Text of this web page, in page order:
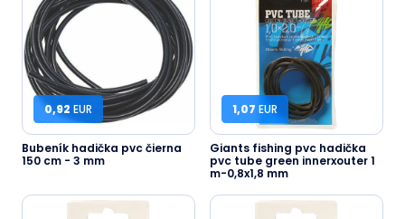
0,92 EUR
Bubeník hadička pvc čierna
150 cm - 3 mm
1,07 EUR
Giants fishing pvc hadička
pvc tube green innerxouter 1
m-0,8x1,8 mm